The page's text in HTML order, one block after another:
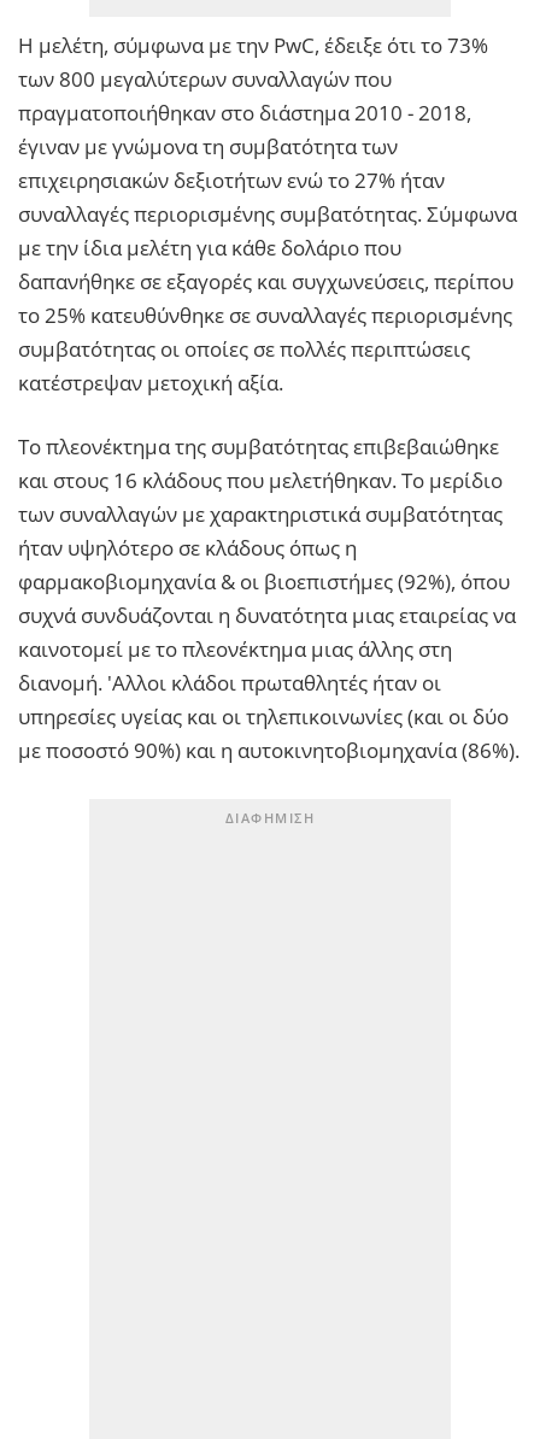
Η μελέτη, σύμφωνα με την PwC, έδειξε ότι το 73%
των 800 μεγαλύτερων συναλλαγών που
πραγματοποιήθηκαν στο διάστημα 2010 - 2018,
έγιναν με γνώμονα τη συμβατότητα των
επιχειρησιακών δεξιοτήτων ενώ το 27% ήταν
συναλλαγές περιορισμένης συμβατότητας. Σύμφωνα
με την ίδια μελέτη για κάθε δολάριο που
δαπανήθηκε σε εξαγορές και συγχωνεύσεις, περίπου
το 25% κατευθύνθηκε σε συναλλαγές περιορισμένης
συμβατότητας οι οποίες σε πολλές περιπτώσεις
κατέστρεψαν μετοχική αξία.
Το πλεονέκτημα της συμβατότητας επιβεβαιώθηκε
και στους 16 κλάδους που μελετήθηκαν. Το μερίδιο
των συναλλαγών με χαρακτηριστικά συμβατότητας
ήταν υψηλότερο σε κλάδους όπως η
φαρμακοβιομηχανία & οι βιοεπιστήμες (92%), όπου
συχνά συνδυάζονται η δυνατότητα μιας εταιρείας να
καινοτομεί με το πλεονέκτημα μιας άλλης στη
διανομή. 'Αλλοι κλάδοι πρωταθλητές ήταν οι
υπηρεσίες υγείας και οι τηλεπικοινωνίες (και οι δύο
με ποσοστό 90%) και η αυτοκινητοβιομηχανία (86%).